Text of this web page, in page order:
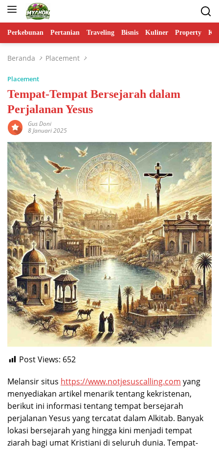
Langsung
Perkebunan Pertanian Traveling Bisnis Kuliner Property
Beranda Placement
Placement
Tempat-Tempat Bersejarah dalam
Perjalanan Yesus
Gus Doni
8 Januari 2025
Post Views: 652
Melansir situs https://www.notjesuscalling.com yang
menyediakan artikel menarik tentang kekristenan,
berikut ini informasi tentang tempat bersejarah
perjalanan Yesus yang tercatat dalam Alkitab. Banyak
lokasi bersejarah yang hingga kini menjadi tempat
ziarah bagi umat Kristiani di seluruh dunia. Tempat-